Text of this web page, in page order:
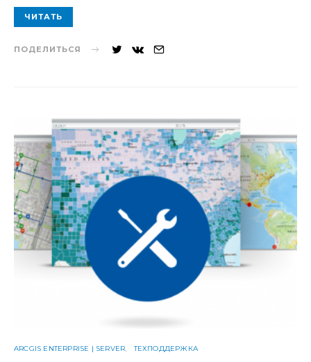
ЧИТАТЬ
ПОДЕЛИТЬСЯ
ARCGIS ENTERPRISE | SERVER ТЕХПОДДЕРЖКА